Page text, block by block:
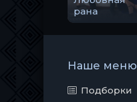
рана
Наше меню
Подборки